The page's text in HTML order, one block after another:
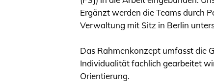
Ergänzt werden die Teams durch
Verwaltung mit Sitz in Berlin
Das Rahmenkonzept umfasst die
Individualität fachlich gearbeitet
Orientierung.